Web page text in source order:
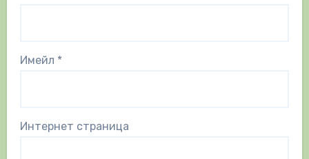
Имейл *
Интернет страница